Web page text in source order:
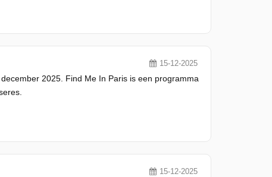
15-12-2025
2025. Find Me In Paris is een programma
15-12-2025